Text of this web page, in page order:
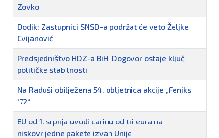
Zovko
Dodik: Zastupnici SNSD-a podržat će veto Željke
Cvijanović
Predsjedništvo HDZ-a BiH: Dogovor ostaje ključ
političke stabilnosti
Na Raduši obilježena 54. obljetnica akcije „Feniks
'72“
EU od 1. srpnja uvodi carinu od tri eura na
niskovrijedne pakete izvan Unije